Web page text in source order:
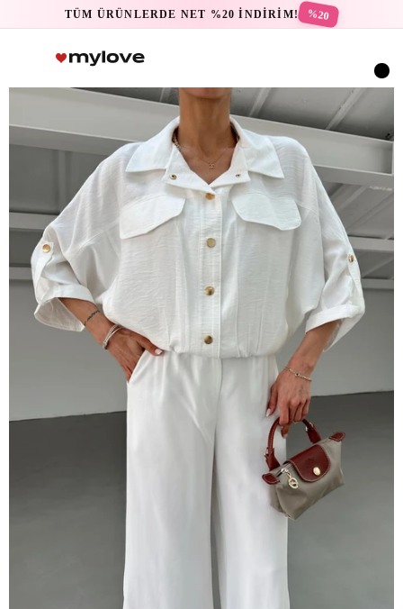
TÜM ÜRÜNLERDE NET %20 İNDİRİM! %20